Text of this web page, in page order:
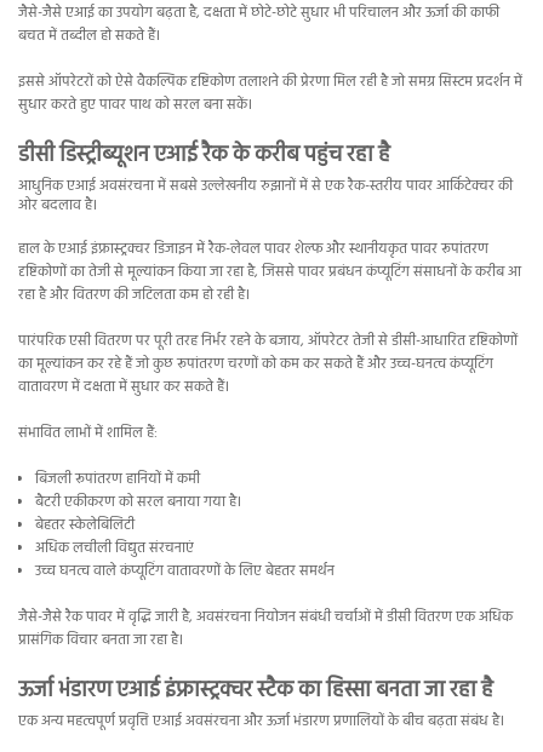
जैसे-जैसे एआई का उपयोग बढ़ता है, दक्षता में छोटे-छोटे सुधार भी परिचालन और ऊर्जा की काफी
बचत में तब्दील हो सकते हैं।
इससे ऑपरेटरों को ऐसे वैकल्पिक दृष्टिकोण तलाशने की प्रेरणा मिल रही है जो समग्र सिस्टम प्रदर्शन में
सुधार करते हुए पावर पाथ को सरल बना सकें।
डीसी डिस्ट्रीब्यूशन एआई रैक के करीब पहुंच रहा है
आधुनिक एआई अवसंरचना में सबसे उल्लेखनीय रुझानों में से एक रैक-स्तरीय पावर आर्किटेक्चर की
ओर बदलाव है।
हाल के एआई इंफ्रास्ट्रक्चर डिजाइन में रैक-लेवल पावर शेल्फ और स्थानीयकृत पावर रूपांतरण
दृष्टिकोणों का तेजी से मूल्यांकन किया जा रहा है, जिससे पावर प्रबंधन कंप्यूटिंग संसाधनों के करीब आ
रहा है और वितरण की जटिलता कम हो रही है।
पारंपरिक एसी वितरण पर पूरी तरह निर्भर रहने के बजाय, ऑपरेटर तेजी से डीसी-आधारित दृष्टिकोणों
का मूल्यांकन कर रहे हैं जो कुछ रूपांतरण चरणों को कम कर सकते हैं और उच्च-घनत्व कंप्यूटिंग
वातावरण में दक्षता में सुधार कर सकते हैं।
संभावित लाभों में शामिल हैं:
बिजली रूपांतरण हानियों में कमी
बैटरी एकीकरण को सरल बनाया गया है।
बेहतर स्केलेबिलिटी
अधिक लचीली विद्युत संरचनाएं
उच्च घनत्व वाले कंप्यूटिंग वातावरणों के लिए बेहतर समर्थन
जैसे-जैसे रैक पावर में वृद्धि जारी है, अवसंरचना नियोजन संबंधी चर्चाओं में डीसी वितरण एक अधिक
प्रासंगिक विचार बनता जा रहा है।
ऊर्जा भंडारण एआई इंफ्रास्ट्रक्चर स्टैक का हिस्सा बनता जा रहा है
एक अन्य महत्वपूर्ण प्रवृत्ति एआई अवसंरचना और ऊर्जा भंडारण प्रणालियों के बीच बढ़ता संबंध है।